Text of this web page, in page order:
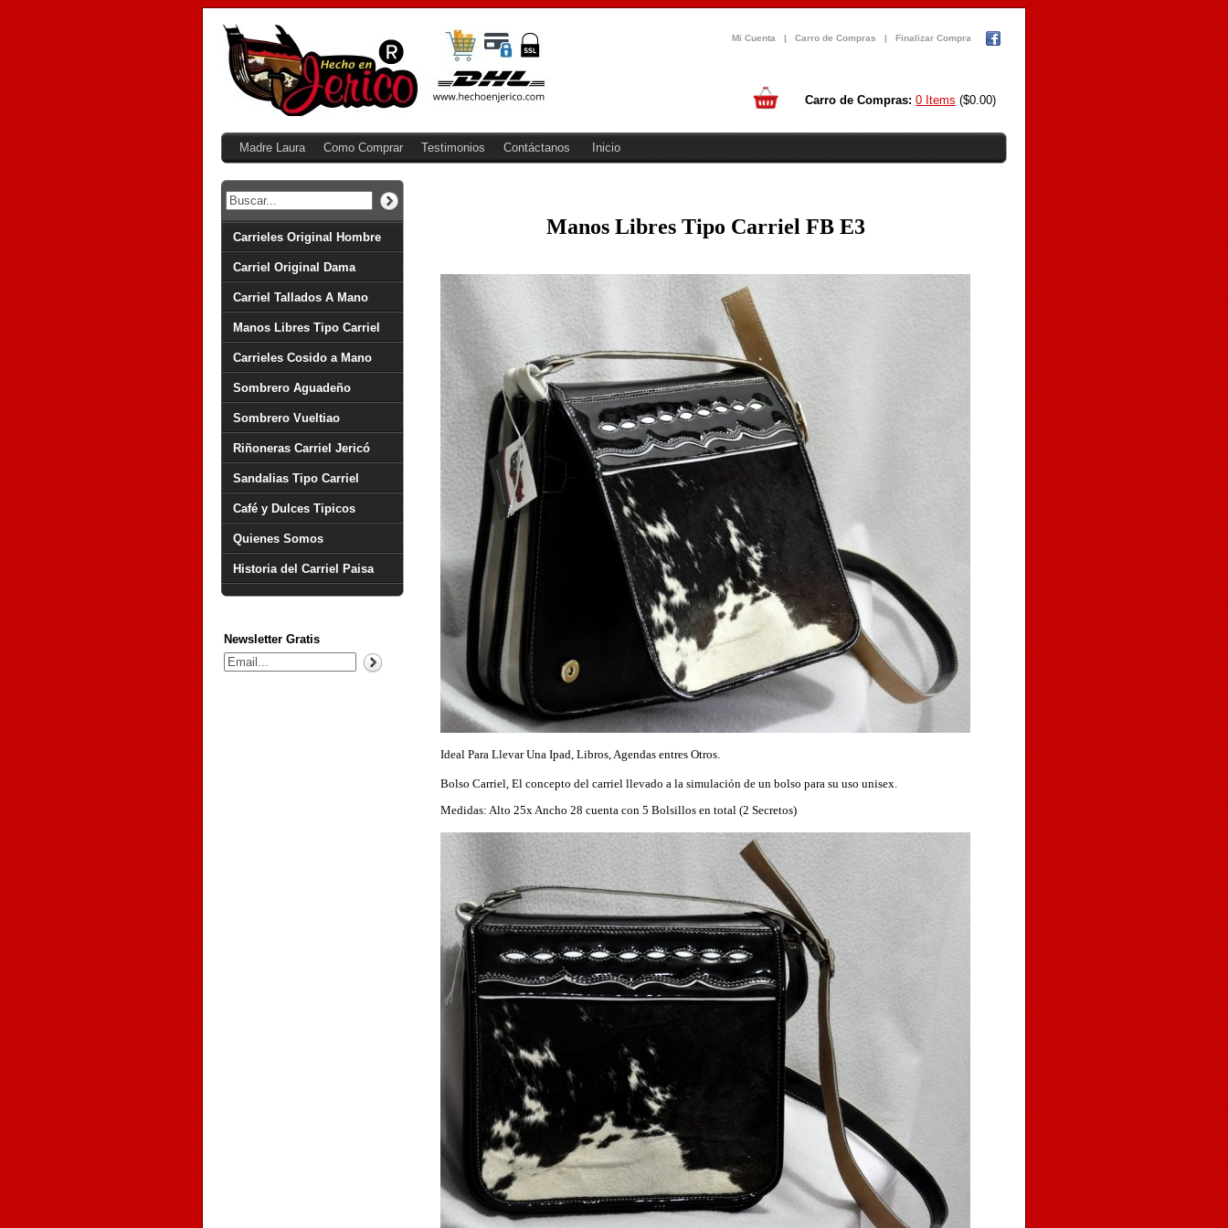
Mi Cuenta | Carro de Compras | Finalizar Compra
Carro de Compras: 0 Items ($0.00)
Madre Laura Como Comprar Testimonios Contáctanos Inicio
Carrieles Original Hombre
Carriel Original Dama
Carriel Tallados A Mano
Manos Libres Tipo Carriel
Carrieles Cosido a Mano
Sombrero Aguadeño
Sombrero Vueltiao
Riñoneras Carriel Jericó
Sandalias Tipo Carriel
Café y Dulces Tipicos
Quienes Somos
Historia del Carriel Paisa
Newsletter Gratis
Manos Libres Tipo Carriel FB E3
Ideal Para Llevar Una Ipad, Libros, Agendas entres Otros.
Bolso Carriel, El concepto del carriel llevado a la simulación de un bolso para su uso unisex.
Medidas: Alto 25x Ancho 28 cuenta con 5 Bolsillos en total (2 Secretos)